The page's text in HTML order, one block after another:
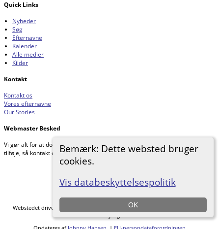
Bemærk: Dette websted bruger
cookies.
Vis databeskyttelsespolitik
OK
Quick Links
Nyheder
Søg
Efternavne
Kalender
Alle medier
Kilder
Kontakt
Kontakt os
Vores efternavne
Our Stories
Webmaster Besked
Vi gør alt for at dokumentere vores forskning. Hvis du har noget, du gerne vil
tilføje, så kontakt os venligst.
Johnnys Slægtsforskning
Skift til standardvisning
Webstedet drives af The Next Generation of Genealogy Sitebuilding